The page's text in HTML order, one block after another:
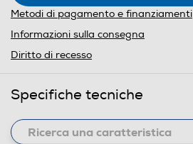
Metodi di pagamento e finanziamenti
Informazioni sulla consegna
Diritto di recesso
Specifiche tecniche